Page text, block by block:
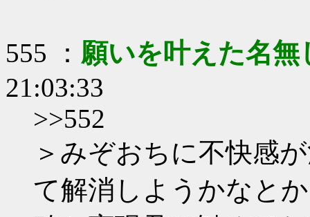
555 ： 願いを叶えた名無
21:03:33
>>552
＞みぞおちに不快感
て解消しようかなとか